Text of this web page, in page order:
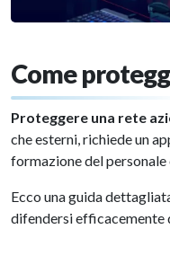
Come
Proteggere una rete
che esterni, richiede un
formazione del
Ecco una guida
difendersi efficacemente